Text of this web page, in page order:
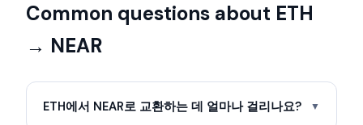
Common questions about ETH
→ NEAR
ETH에서 NEAR로 교환하는 데 얼마나 걸리나요? ▼